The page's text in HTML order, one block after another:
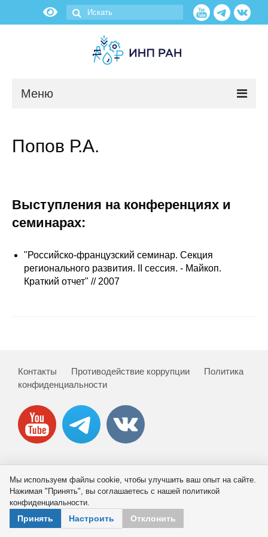
Меню
Научные подразделения
Сотрудники
Публикации
Научная жизнь
Издания
О журнале
Номера журналов
Попов Р.А.
Выступления на конференциях и
семинарах:
"Российско-французский семинар. Секция
регионального развития. II сессия. - Майкоп.
Краткий отчет" // 2007
Контакты Противодействие коррупции
Политика
конфиденциальности
Мы используем файлы cookie, чтобы улучшить ваш опыт на сайте.
Нажимая "Принять", вы соглашаетесь с нашей политикой
конфиденциальности.
Принять Настроить Отклонить